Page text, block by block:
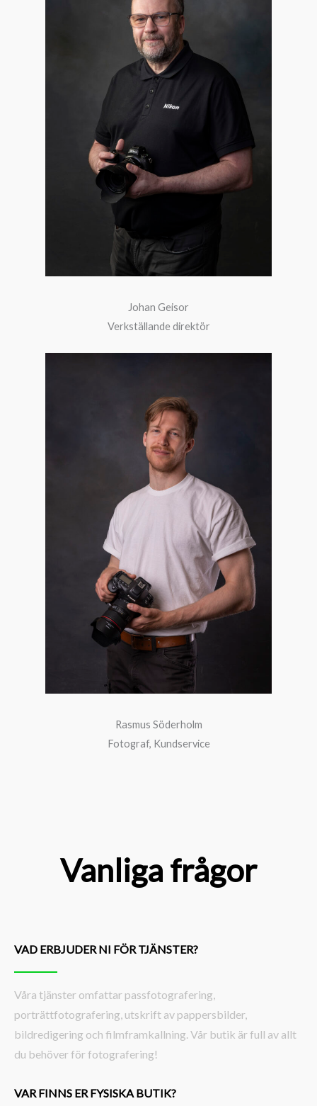
Johan Geisor
Verkställande direktör
Rasmus Söderholm
Fotograf, Kundservice
Vanliga frågor
VAD ERBJUDER NI FÖR TJÄNSTER?
Våra tjänster omfattar passfotografering,
porträttfotografering, utskrift av pappersbilder,
bildredigering och filmframkallning. Vår butik är full av allt
du behöver för fotografering!
VAR FINNS ER FYSISKA BUTIK?